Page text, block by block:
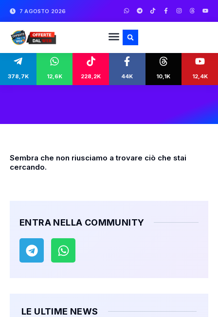
7 AGOSTO 2026
378,7K 12,6K 228,2K 44K 10,1K 12,4K
Sembra che non riusciamo a trovare ciò che stai
cercando.
ENTRA NELLA COMMUNITY
LE ULTIME NEWS